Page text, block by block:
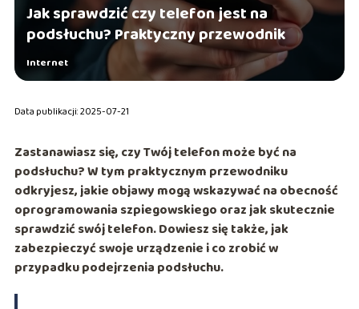
Jak sprawdzić czy telefon jest na
podsłuchu? Praktyczny przewodnik
Internet
Data publikacji: 2025-07-21
Zastanawiasz się, czy Twój telefon może być na
podsłuchu? W tym praktycznym przewodniku
odkryjesz, jakie objawy mogą wskazywać na obecność
oprogramowania szpiegowskiego oraz jak skutecznie
sprawdzić swój telefon. Dowiesz się także, jak
zabezpieczyć swoje urządzenie i co zrobić w
przypadku podejrzenia podsłuchu.